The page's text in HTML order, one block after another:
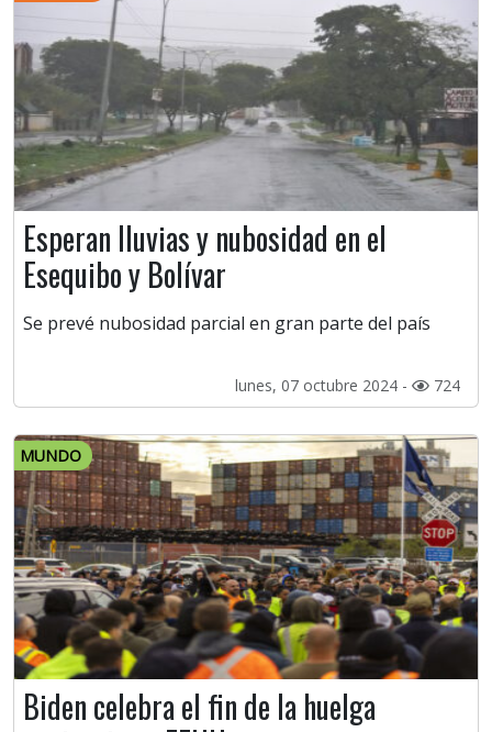
Esperan lluvias y nubosidad en el
Esequibo y Bolívar
Se prevé nubosidad parcial en gran parte del país
lunes, 07 octubre 2024 - 724
MUNDO
Biden celebra el fin de la huelga